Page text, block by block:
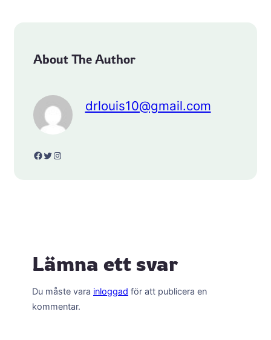
About The Author
drlouis10@gmail.com
Facebook Twitter Instagram
Lämna ett svar
Du måste vara inloggad för att publicera en
kommentar.